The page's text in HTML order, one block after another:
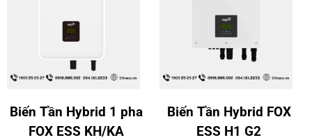
Biến Tần Hybrid 1 pha
FOX ESS KH/KA
Biến Tần Hybrid FOX
ESS H1 G2